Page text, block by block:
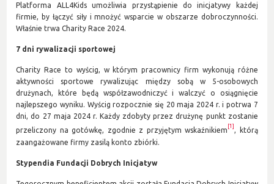
Platforma ALL4Kids umożliwia przystąpienie do inicjatywy każdej
firmie, by łączyć siły i mnożyć wsparcie w obszarze dobroczynności.
Właśnie trwa Charity Race 2024.
7 dni rywalizacji sportowej
Charity Race to wyścig, w którym pracownicy firm wykonują różne
aktywności sportowe rywalizując między sobą w 5-osobowych
drużynach, które będą współzawodniczyć i walczyć o osiągnięcie
najlepszego wyniku. Wyścig rozpocznie się 20 maja 2024 r. i potrwa 7
dni, do 27 maja 2024 r. Każdy zdobyty przez drużynę punkt zostanie
przeliczony na gotówkę, zgodnie z przyjętym wskaźnikiem
[1]
, którą
zaangażowane firmy zasilą konto zbiórki.
Stypendia Fundacji Dobrych Inicjatyw